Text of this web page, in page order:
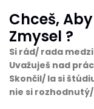
Chceš,
Zmysel ?
Si rád/ rada
Uvažuješ nad
Skončil/ la si
nie si